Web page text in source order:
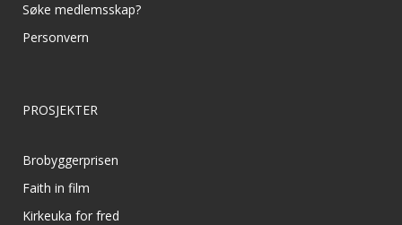
Søke medlemsskap?
Personvern
PROSJEKTER
Brobyggerprisen
Faith in film
Kirkeuka for fred